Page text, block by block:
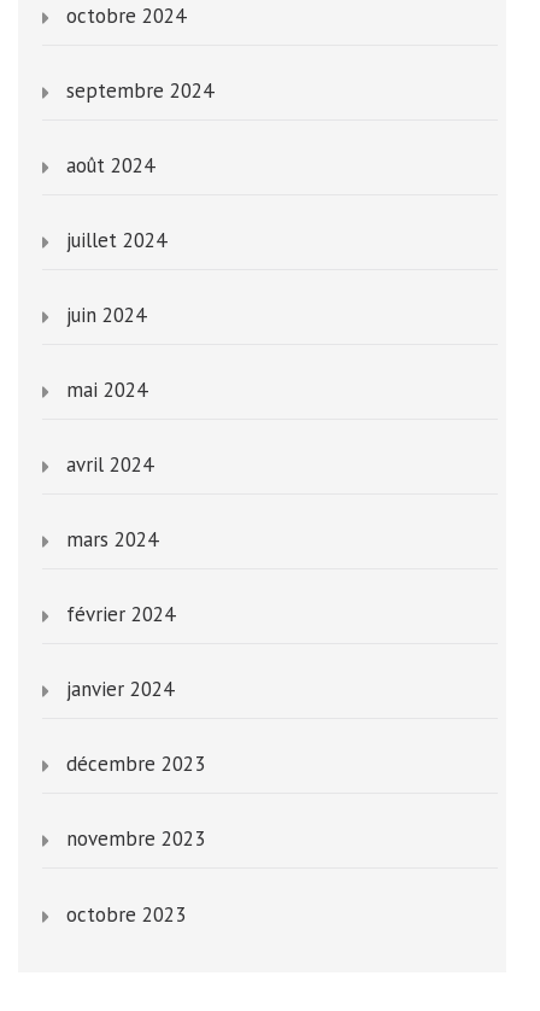
octobre 2024
septembre 2024
août 2024
juillet 2024
juin 2024
mai 2024
avril 2024
mars 2024
février 2024
janvier 2024
décembre 2023
novembre 2023
octobre 2023